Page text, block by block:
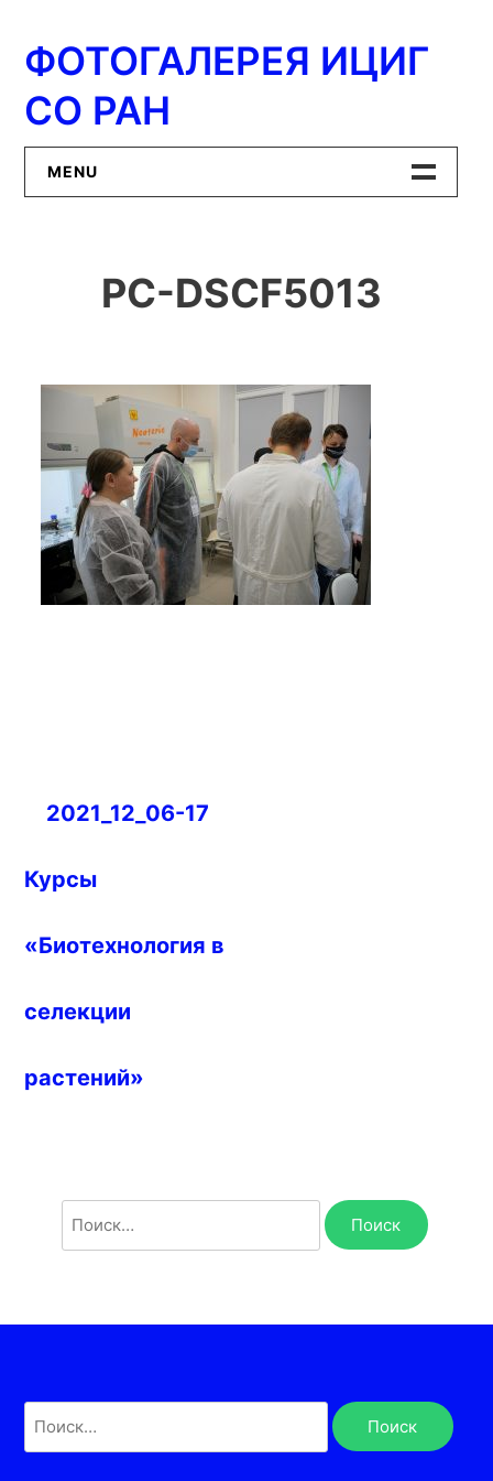
содержимому
ФОТОГАЛЕРЕЯ ИЦИГ
СО РАН
MENU
ИЦиГ СО РАН
PC-DSCF5013
Навигация
записям
2021_12_06-17
Курсы
«Биотехнология в
селекции
растений»
Найти: